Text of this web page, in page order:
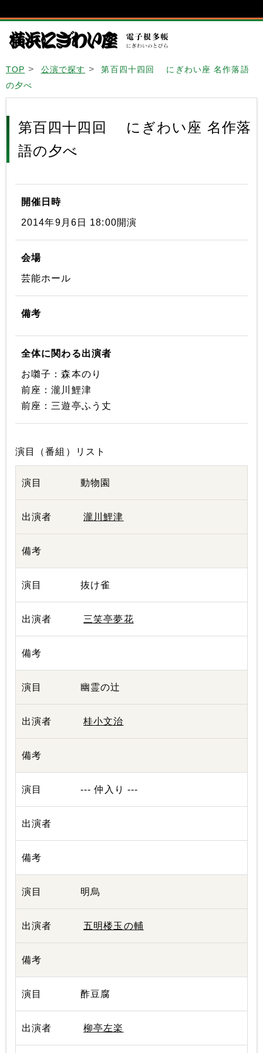
TOP 公演で探す
第百四十四回 にぎわい座 名作落語
の夕べ
第百四十四回 にぎわい座 名作落
語の夕べ
開催日時
2014年9月6日 18:00開演
会場
芸能ホール
備考
全体に関わる出演者
お囃子：森本のり
前座：瀧川鯉津
前座：三遊亭ふう丈
演目（番組）リスト
動物園
瀧川鯉津
抜け雀
三笑亭夢花
幽霊の辻
桂小文治
--- 仲入り ---
明烏
五明楼玉の輔
酢豆腐
柳亭左楽